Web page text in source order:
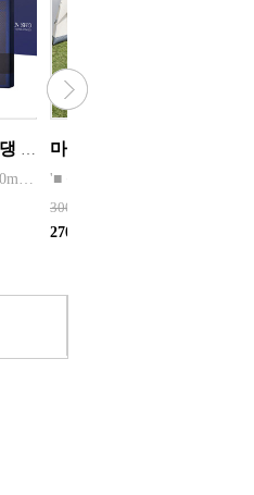
300,000원
270,000원